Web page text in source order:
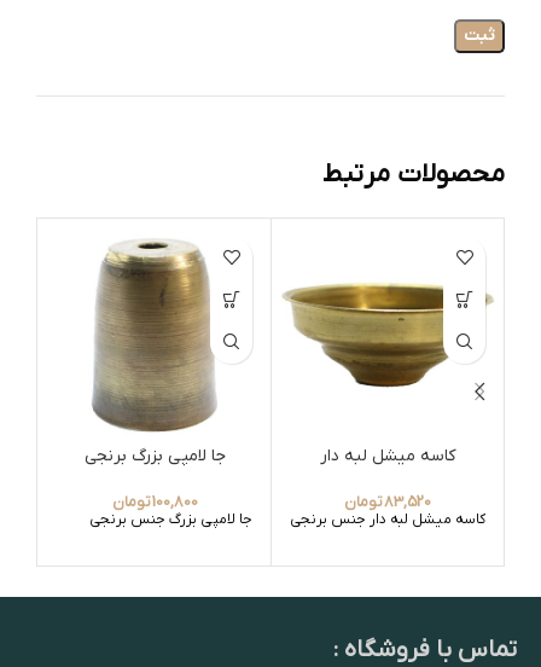
محصولات مرتبط
کاسه میشل لبه دار
83,520تومان
کاسه میشل لبه دار جنس برنجی
جا لامپی بزرگ برنجی
100,800تومان
جا لامپی بزرگ جنس برنجی
تماس با فروشگاه :